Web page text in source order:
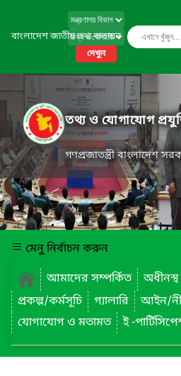
বাংলাদেশ জাতীয় তথ্য বাতায়ন
দেখুন
তথ্য ও যোগাযোগ
গণপ্রজাতন্ত্রী বাংলাদেশ
মেনু নির্বাচন করুন
আমাদের সম্পর্কিত
প্রকল্প/কর্মসূচি
গ্যালারি আইন/
যোগাযোগ ও মতামত
ই -